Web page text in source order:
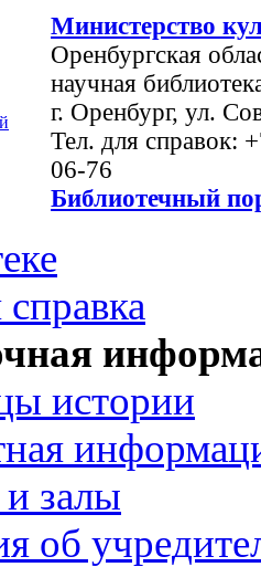
Министерство
Оренбургская
научная
г. Оренбург, ул.
Тел. для справок:
06-76
Библиотечный
истории
залы
об